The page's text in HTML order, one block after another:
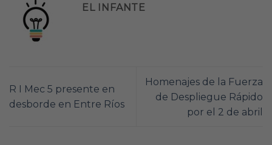
EL INFANTE
R I Mec 5 presente en
desborde en Entre Ríos
Homenajes de la Fuerza
de Despliegue Rápido
por el 2 de abril